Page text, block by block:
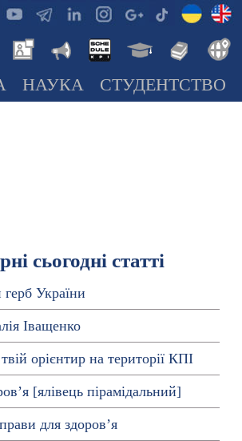
НАУКА СТУДЕНТСТВО
сьогодні статті
України
Іващенко
орієнтир на території КПІ
[ялівець пірамідальний]
для здоров’я